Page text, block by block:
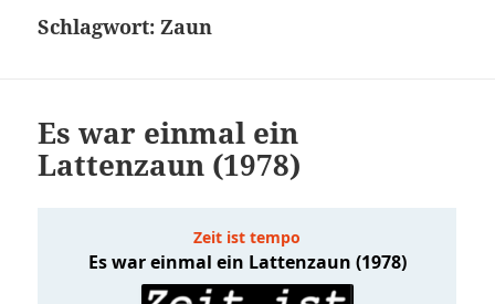
Schlagwort:Zaun
Es war einmal ein
Lattenzaun (1978)